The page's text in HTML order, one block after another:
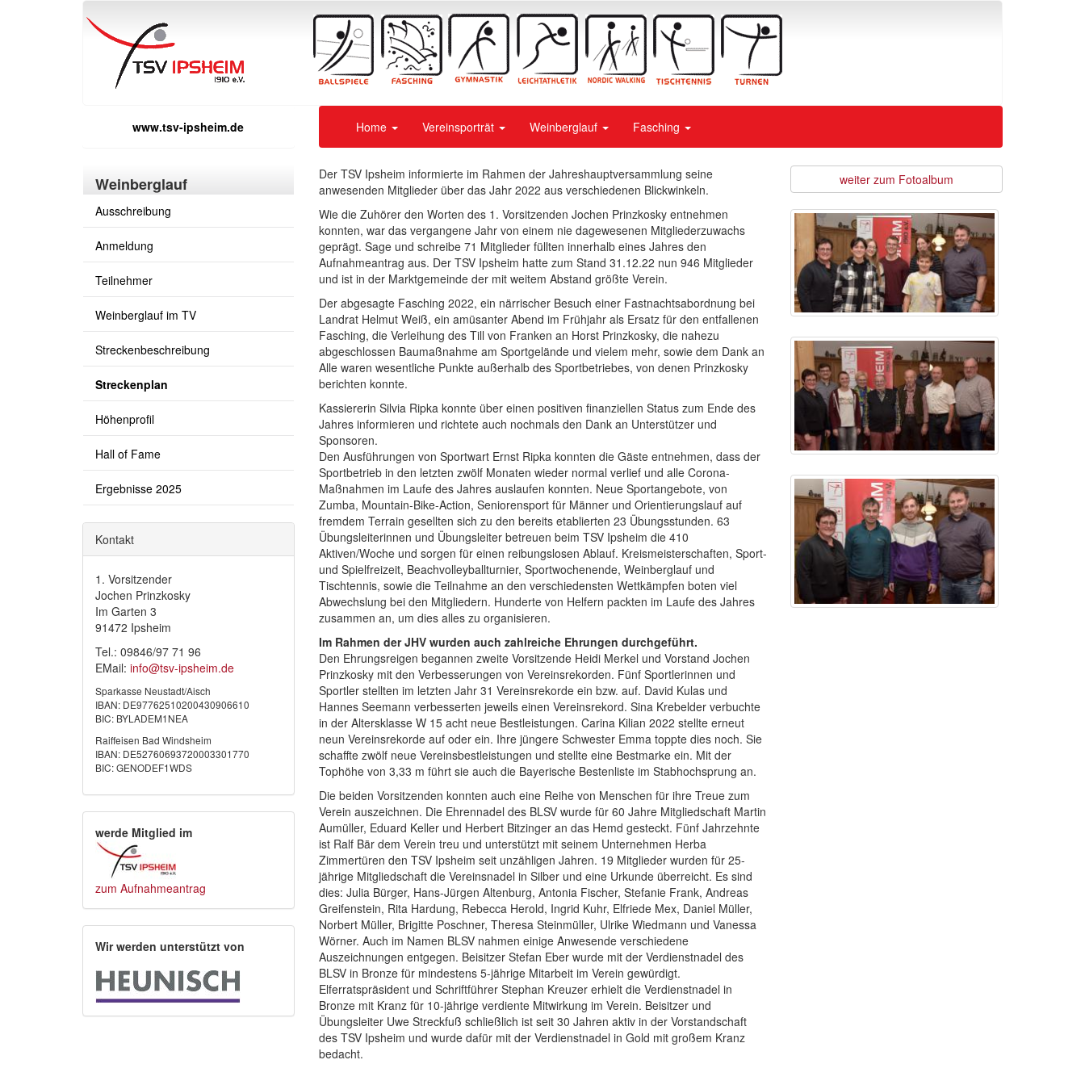
www.tsv-ipsheim.de
Weinberglauf
Ausschreibung
Anmeldung
Teilnehmer
Weinberglauf im TV
Streckenbeschreibung
Streckenplan
Höhenprofil
Hall of Fame
Ergebnisse 2025
Kontakt
1. Vorsitzender
Jochen Prinzkosky
Im Garten 3
91472 Ipsheim
Tel.: 09846/97 71 96
EMail: info@tsv-ipsheim.de
Sparkasse Neustadt/Aisch
IBAN: DE97762510200430906610
BIC: BYLADEM1NEA
Raiffeisen Bad Windsheim
IBAN: DE52760693720003301770
BIC: GENODEF1WDS
werde Mitglied im
zum Aufnahmeantrag
Wir werden unterstützt von
Home Vereinsporträt Weinberglauf Fasching
Der TSV Ipsheim informierte im Rahmen der Jahreshauptversammlung seine
anwesenden Mitglieder über das Jahr 2022 aus verschiedenen Blickwinkeln.
Wie die Zuhörer den Worten des 1. Vorsitzenden Jochen Prinzkosky entnehmen
konnten, war das vergangene Jahr von einem nie dagewesenen Mitgliederzuwachs
geprägt. Sage und schreibe 71 Mitglieder füllten innerhalb eines Jahres den
Aufnahmeantrag aus. Der TSV Ipsheim hatte zum Stand 31.12.22 nun 946 Mitglieder
und ist in der Marktgemeinde der mit weitem Abstand größte Verein.
Der abgesagte Fasching 2022, ein närrischer Besuch einer Fastnachtsabordnung bei
Landrat Helmut Weiß, ein amüsanter Abend im Frühjahr als Ersatz für den entfallenen
Fasching, die Verleihung des Till von Franken an Horst Prinzkosky, die nahezu
abgeschlossen Baumaßnahme am Sportgelände und vielem mehr, sowie dem Dank an
Alle waren wesentliche Punkte außerhalb des Sportbetriebes, von denen Prinzkosky
berichten konnte.
Kassiererin Silvia Ripka konnte über einen positiven finanziellen Status zum Ende des
Jahres informieren und richtete auch nochmals den Dank an Unterstützer und
Sponsoren.
Den Ausführungen von Sportwart Ernst Ripka konnten die Gäste entnehmen, dass der
Sportbetrieb in den letzten zwölf Monaten wieder normal verlief und alle Corona-
Maßnahmen im Laufe des Jahres auslaufen konnten. Neue Sportangebote, von
Zumba, Mountain-Bike-Action, Seniorensport für Männer und Orientierungslauf auf
fremdem Terrain gesellten sich zu den bereits etablierten 23 Übungsstunden. 63
Übungsleiterinnen und Übungsleiter betreuen beim TSV Ipsheim die 410
Aktiven/Woche und sorgen für einen reibungslosen Ablauf. Kreismeisterschaften, Sport-
und Spielfreizeit, Beachvolleyballturnier, Sportwochenende, Weinberglauf und
Tischtennis, sowie die Teilnahme an den verschiedensten Wettkämpfen boten viel
Abwechslung bei den Mitgliedern. Hunderte von Helfern packten im Laufe des Jahres
zusammen an, um dies alles zu organisieren.
Im Rahmen der JHV wurden auch zahlreiche Ehrungen durchgeführt.
Den Ehrungsreigen begannen zweite Vorsitzende Heidi Merkel und Vorstand Jochen
Prinzkosky mit den Verbesserungen von Vereinsrekorden. Fünf Sportlerinnen und
Sportler stellten im letzten Jahr 31 Vereinsrekorde ein bzw. auf. David Kulas und
Hannes Seemann verbesserten jeweils einen Vereinsrekord. Sina Krebelder verbuchte
in der Altersklasse W 15 acht neue Bestleistungen. Carina Kilian 2022 stellte erneut
neun Vereinsrekorde auf oder ein. Ihre jüngere Schwester Emma toppte dies noch. Sie
schaffte zwölf neue Vereinsbestleistungen und stellte eine Bestmarke ein. Mit der
Tophöhe von 3,33 m führt sie auch die Bayerische Bestenliste im Stabhochsprung an.
Die beiden Vorsitzenden konnten auch eine Reihe von Menschen für ihre Treue zum
Verein auszeichnen. Die Ehrennadel des BLSV wurde für 60 Jahre Mitgliedschaft Martin
Aumüller, Eduard Keller und Herbert Bitzinger an das Hemd gesteckt. Fünf Jahrzehnte
ist Ralf Bär dem Verein treu und unterstützt mit seinem Unternehmen Herba
Zimmertüren den TSV Ipsheim seit unzähligen Jahren. 19 Mitglieder wurden für 25-
jährige Mitgliedschaft die Vereinsnadel in Silber und eine Urkunde überreicht. Es sind
dies: Julia Bürger, Hans-Jürgen Altenburg, Antonia Fischer, Stefanie Frank, Andreas
Greifenstein, Rita Hardung, Rebecca Herold, Ingrid Kuhr, Elfriede Mex, Daniel Müller,
Norbert Müller, Brigitte Poschner, Theresa Steinmüller, Ulrike Wiedmann und Vanessa
Wörner. Auch im Namen BLSV nahmen einige Anwesende verschiedene
Auszeichnungen entgegen. Beisitzer Stefan Eber wurde mit der Verdienstnadel des
BLSV in Bronze für mindestens 5-jährige Mitarbeit im Verein gewürdigt.
Elferratspräsident und Schriftführer Stephan Kreuzer erhielt die Verdienstnadel in
Bronze mit Kranz für 10-jährige verdiente Mitwirkung im Verein. Beisitzer und
Übungsleiter Uwe Streckfuß schließlich ist seit 30 Jahren aktiv in der Vorstandschaft
des TSV Ipsheim und wurde dafür mit der Verdienstnadel in Gold mit großem Kranz
bedacht.
weiter zum Fotoalbum